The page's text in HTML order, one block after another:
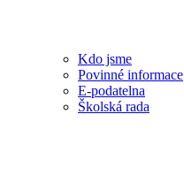
Kdo jsme
Povinné informace
E-podatelna
Školská rada